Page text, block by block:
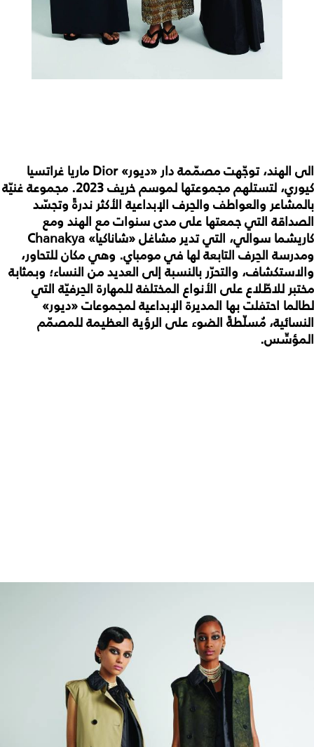
الى الهند، توجّهت مصمّمة دار «ديور» Dior ماريا غراتسيا
كيوري، لتستلهم مجموعتها لموسمخريف
2023. مجموعة غنيّة
بالمشاعر والعواطف والحِرف الإبداعية الأكثر ندرةً وتجسّد
الصداقة التي جمعتها على مدى سنوات مع الهند ومع
كاريشما سوالي، التي تدير مشاغل «شاناكيا» Chanakya
ومدرسة الحِرف التابعة لها في مومباي. وهي مكان للتحاور،
والاستكشاف، والتحرّر بالنسبة إلى العديد من النساء؛ وبمثابة
مختبر للاطّلاع على الأنواع المختلفة للمهارة الحِرفيّة التي
لطالما احتفلت بها المديرة الإبداعية لمجموعات «ديور»
النسائية، مُسلّطةً الضوء على الرؤية العظيمة للمصمّم
المؤسِّس.